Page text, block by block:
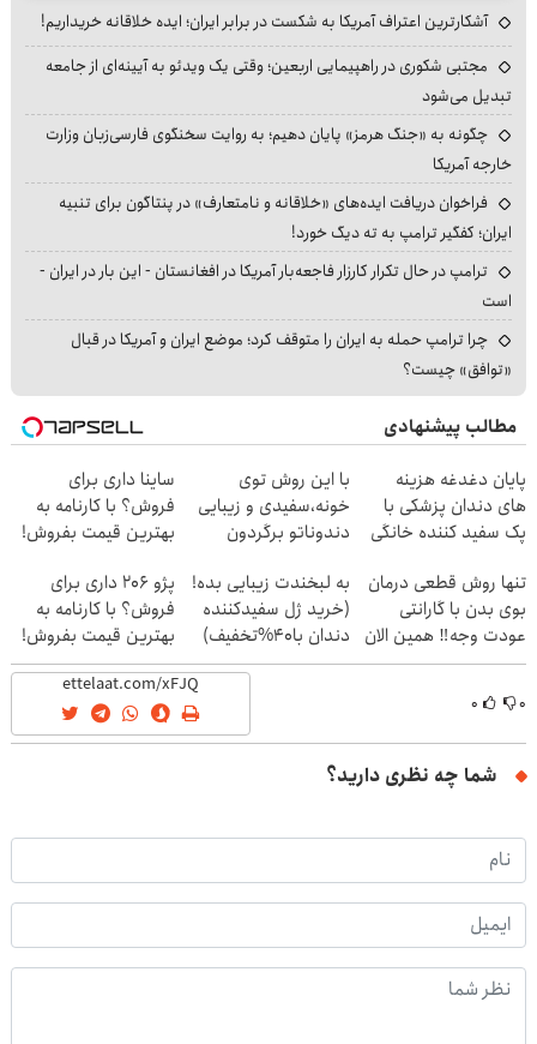
آشکارترین اعتراف آمریکا به شکست در برابر ایران؛ ایده خلاقانه خریداریم!
مجتبی شکوری در راهپیمایی اربعین؛ وقتی یک ویدئو به آیینه‌ای از جامعه
تبدیل می‌شود
چگونه به «جنگ هرمز» پایان دهیم؛ به روایت سخنگوی فارسی‌زبان وزارت
خارجه آمریکا
فراخوان دریافت ایده‌های «خلاقانه و نامتعارف» در پنتاگون برای تنبیه
ایران؛ کفگیر ترامپ به ته دیگ خورد!
ترامپ در حال تکرار کارزار فاجعه‌بار آمریکا در افغانستان - این بار در ایران -
است
چرا ترامپ حمله به ایران را متوقف کرد؛ موضع ایران و آمریکا در قبال
«توافق» چیست؟
مطالب پیشنهادی
پایان دغدغه هزینه
های دندان پزشکی با
پک سفید کننده خانگی
با این روش توی
خونه،سفیدی و زیبایی
دندوناتو برگردون
ساینا داری برای
فروش؟ با کارنامه به
بهترین قیمت بفروش!
تنها روش قطعی درمان
بوی بدن با گارانتی
عودت وجه‼️ همین الان
ببین
به لبخندت زیبایی بده!
(خرید ژل سفیدکننده
دندان با40%تخفیف)
پژو 206 داری برای
فروش؟ با کارنامه به
بهترین قیمت بفروش!
۰ ۰
شما چه نظری دارید؟